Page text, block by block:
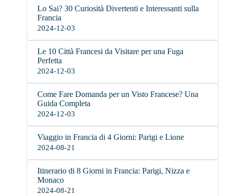
Lo Sai? 30 Curiosità Divertenti e Interessanti sulla
Francia
2024-12-03
Le 10 Città Francesi da Visitare per una Fuga
Perfetta
2024-12-03
Come Fare Domanda per un Visto Francese? Una
Guida Completa
2024-12-03
Viaggio in Francia di 4 Giorni: Parigi e Lione
2024-08-21
Itinerario di 8 Giorni in Francia: Parigi, Nizza e
Monaco
2024-08-21